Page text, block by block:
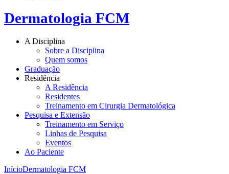
Dermatologia FCM
A Disciplina
Sobre a Disciplina
Quem somos
Graduação
Residência
A Residência
Residentes
Treinamento em Cirurgia Dermatológica
Pesquisa e Extensão
Treinamento em Serviço
Linhas de Pesquisa
Eventos
Ao Paciente
InícioDermatologia FCM